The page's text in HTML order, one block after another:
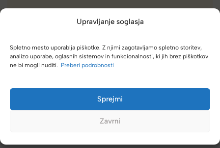
Upravljanje soglasja
Spletno mesto uporablja piškotke. Z njimi zagotavljamo spletno storitev,
analizo uporabe, oglasnih sistemov in funkcionalnosti, ki jih brez piškotkov
ne bi mogli nuditi. Preberi podrobnosti
Sprejmi
Zavrni
različnimi znamkami in